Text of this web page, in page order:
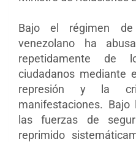
Bajo el régimen
venezolano ha
repetidamente de
ciudadanos mediante
represión y la
manifestaciones.
las fuerzas de
reprimido